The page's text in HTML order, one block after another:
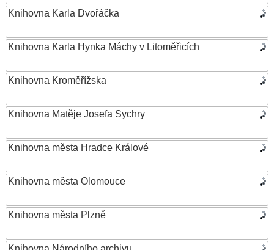
Knihovna Karla Dvořáčka
Knihovna Karla Hynka Máchy v Litoměřicích
Knihovna Kroměřížska
Knihovna Matěje Josefa Sychry
Knihovna města Hradce Králové
Knihovna města Olomouce
Knihovna města Plzně